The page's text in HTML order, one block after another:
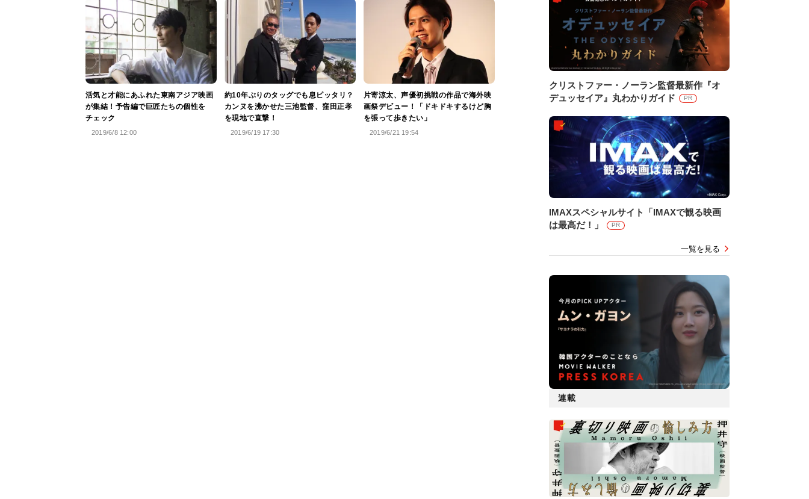
活気と才能にあふれた東南アジア映画
が集結！予告編で巨匠たちの個性を
チェック
2019/6/8 12:00
約10年ぶりのタッグでも息ピッタリ？
カンヌを沸かせた三池監督、窪田正孝
を現地で直撃！
2019/6/19 17:30
片寄涼太、声優初挑戦の作品で海外映
画祭デビュー！「ドキドキするけど胸
を張って歩きたい」
2019/6/21 19:54
クリストファー・ノーラン監督最新作『オ
デュッセイア』丸わかりガイド
PR
IMAXスペシャルサイト「IMAXで観る映画
は最高だ！」
PR
一覧を見る
連載